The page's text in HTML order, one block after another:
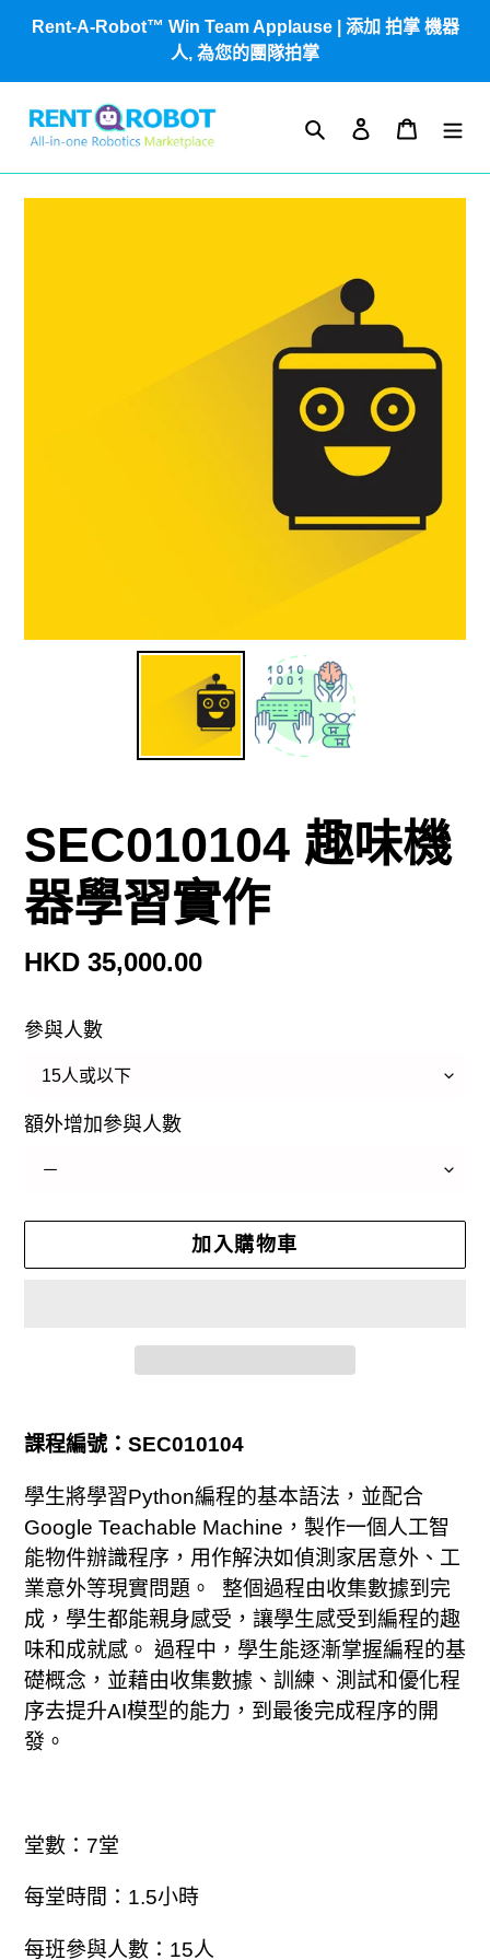
內
Rent-A-Robot™ Win Team Applause | 添加 拍掌 機器
人, 為您的團隊拍掌
搜尋 登入 購物車
SEC010104 趣味機
器學習實作
定
HKD 35,000.00
參與人數
額外增加參與人數
加入購物車
在
產
品
加
入
您
的
購
物
車
課程編號：SEC010104
學生將學習Python編程的基本語法，並配合
Google Teachable Machine，製作一個人工智
能物件辦識程序，用作解決如偵測家居意外、工
業意外等現實問題。 整個過程由收集數據到完
成，學生都能親身感受，讓學生感受到編程的趣
味和成就感。 過程中，學生能逐漸掌握編程的基
礎概念，並藉由收集數據、訓練、測試和優化程
序去提升AI模型的能力，到最後完成程序的開
發。
堂數：7堂
每堂時間：1.5小時
每班參與人數：15人